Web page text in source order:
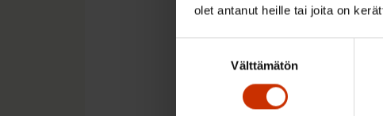
olet antanut heille tai joita on
Välttämätön
tutkintojen
hankittua osaamista.
kansallisen
päivitetään tai